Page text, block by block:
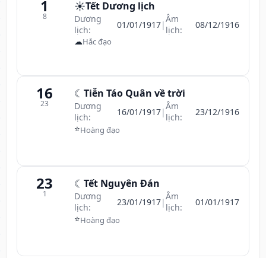
1
8
☀️Tết Dương lịch
Dương
lịch:
01/01/1917|Âm
lịch:
08/12/1916
☁Hắc đạo
16
23
☾ Tiễn Táo Quân về trời
Dương
lịch:
16/01/1917|Âm
lịch:
23/12/1916
⭐Hoàng đạo
23
1
☾ Tết Nguyên Đán
Dương
lịch:
23/01/1917|Âm
lịch:
01/01/1917
⭐Hoàng đạo